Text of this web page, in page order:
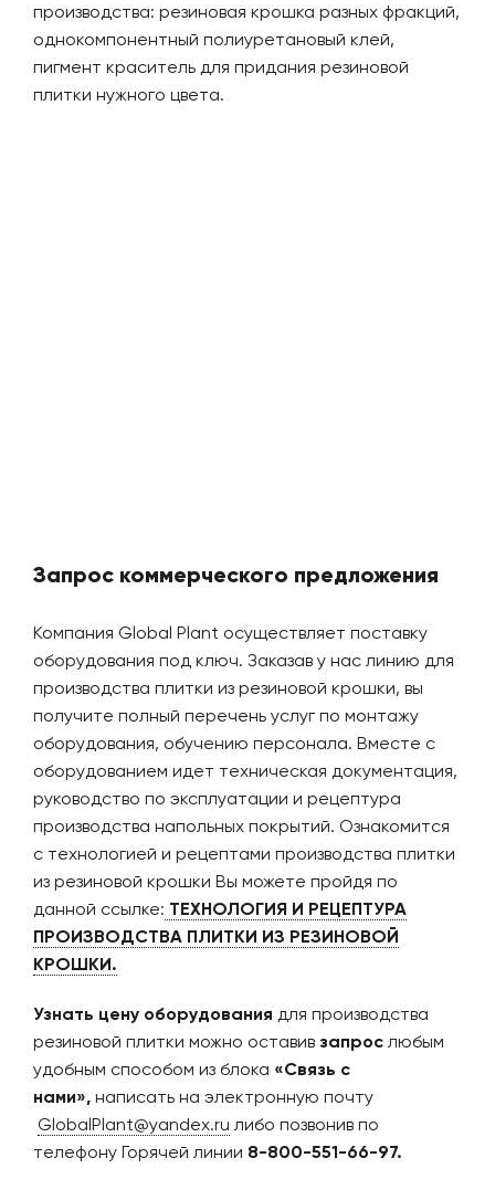
Технология и рецептура 1 шт
производства: резиновая крошка разных фракций,
однокомпонентный полиуретановый клей,
пигмент краситель для придания резиновой
плитки нужного цвета.
Запрос коммерческого предложения
Компания Global Plant осуществляет поставку
оборудования под ключ. Заказав у нас линию для
производства плитки из резиновой крошки, вы
получите полный перечень услуг по монтажу
оборудования, обучению персонала. Вместе с
оборудованием идет техническая документация,
руководство по эксплуатации и рецептура
производства напольных покрытий. Ознакомится
с технологией и рецептами производства плитки
из резиновой крошки Вы можете пройдя по
данной ссылке: ТЕХНОЛОГИЯ И РЕЦЕПТУРА
ПРОИЗВОДСТВА ПЛИТКИ ИЗ РЕЗИНОВОЙ
КРОШКИ.
Узнать цену оборудования для производства
резиновой плитки можно оставив запрос любым
удобным способом из блока «Связь с
нами», написать на электронную почту
GlobalPlant@yandex.ru либо позвонив по
телефону Горячей линии 8-800-551-66-97.